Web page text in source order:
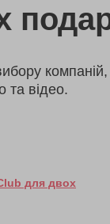
та відео.
для двох